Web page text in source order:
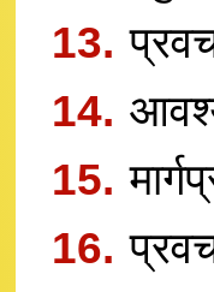
13.
14.
15.
16.